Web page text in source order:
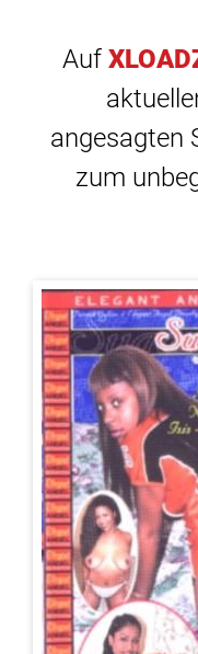
Auf
angesagten
zum